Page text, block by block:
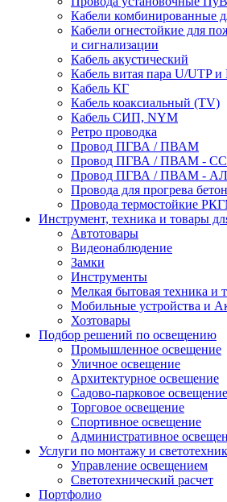
Кабели комбинированные
Кабели огнестойкие для
и сигнализации
Кабель акустический
Кабель витая пара U/UTP и
Кабель КГ
Кабель коаксиальный (TV)
Кабель СИП, NYM
Ретро проводка
Провод ПГВА / ПВАМ
Провод ПГВА / ПВАМ -
Провод ПГВА / ПВАМ -
Провода для прогрева
Провода термостойкие
Инструмент, техника и товары
Автотовары
Видеонаблюдение
Замки
Инструменты
Мелкая бытовая техника и
Мобильные устройства и
Хозтовары
Подбор решений по освещению
Промышленное освещение
Уличное освещение
Архитектурное освещение
Садово-парковое освещение
Торговое освещение
Спортивное освещение
Административное
Услуги по монтажу и
Управление освещением
Светотехнический расчет
Портфолио